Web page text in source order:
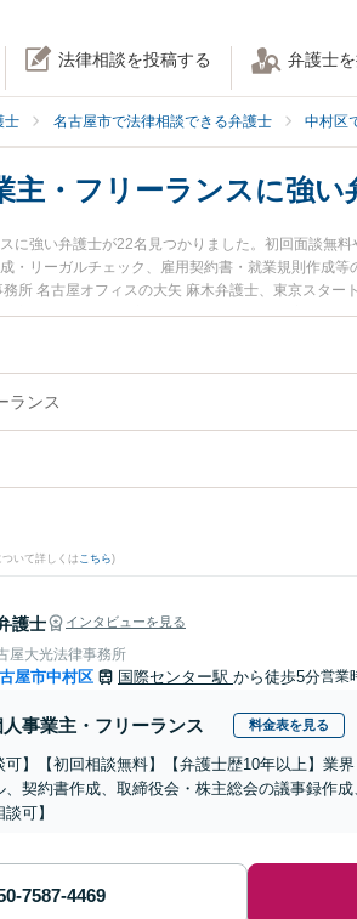
法律相談を投稿する 弁護士
士 名古屋市で法律相談できる弁護士 中村区
主・フリーランスに強い
に強い弁護士が22名見つかりました。初回面談無
・リーガルチェック、雇用契約書・就業規則作成
所 名古屋オフィスの大矢 麻木弁護士、東京スタ
市中村区で土日や夜間に発生した個人事業主・フ
検索したい』『初回相談無料で個人事業主・フリ
ランス
いて詳しくは こちら)
護士 インタビューを見る
屋大光法律事務所
屋市中村区 国際センター駅 から徒歩5分営業
人事業主・フリーランス 料金表を見る
可】【初回相談無料】【弁護士歴10年以上】業
、契約書作成、取締役会・株主総会の議事録作
可】